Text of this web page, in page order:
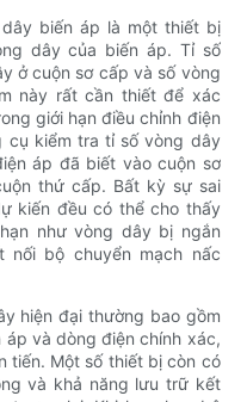
biến áp là một thiết bị
dây của biến áp. Tỉ số
ở cuộn sơ cấp và số vòng
này rất cần thiết để xác
giới hạn điều chỉnh điện
cụ kiểm tra tỉ số vòng dây
áp đã biết vào cuộn sơ
thứ cấp. Bất kỳ sự sai
kiến ​​đều có thể cho thấy
như vòng dây bị ngắn
nối bộ chuyển mạch nấc
hiện đại thường bao gồm
và dòng điện chính xác,
tiến. Một số thiết bị còn có
và khả năng lưu trữ kết